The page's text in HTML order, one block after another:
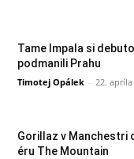
Tame Impala si
podmanili Prahu
Timotej Opálek - 22.
Gorillaz v Manchestri
éru The Mountain